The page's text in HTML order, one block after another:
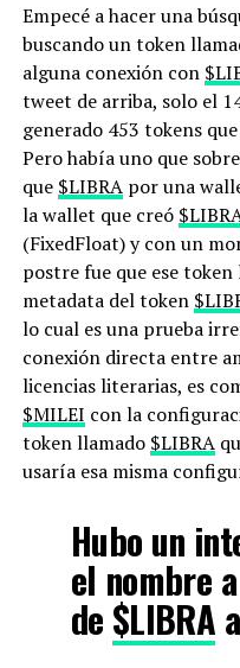
Empecé a hacer una
buscando un token
alguna conexión con
tweet de arriba, solo el
generado 453 tokens
Pero había uno que
que $LIBRApor una
la wallet que creó
(FixedFloat) y con un
postre fue que ese token
metadata del token
lo cual es una prueba
conexión directa entre
licencias literarias, es
$MILEI con la
token llamado $LIBRA
usaría esa misma
Hubo un
el nombre
de $LIBRA a